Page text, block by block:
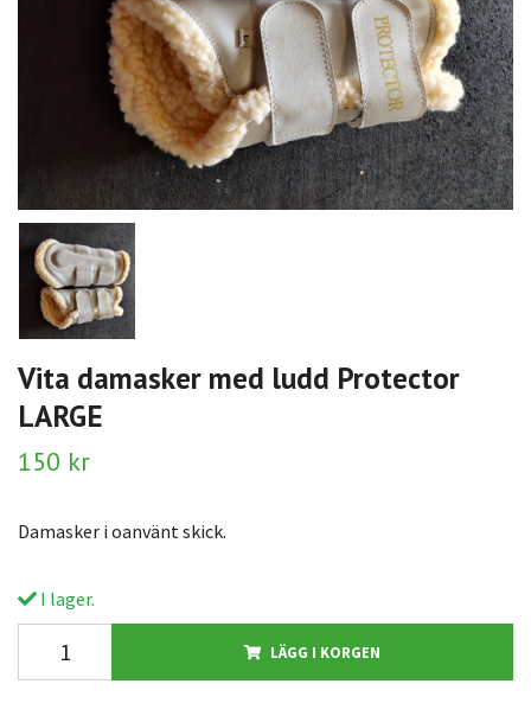
Vita damasker med ludd Protector
LARGE
150 kr
Damasker i oanvänt skick.
I lager.
LÄGG I KORGEN